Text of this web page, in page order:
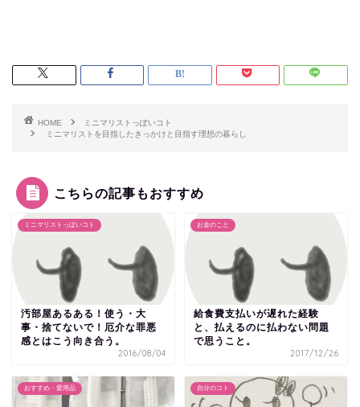
HOME
ミニマリストっぽいコト
ミニマリストを目指したきっかけと目指す理想の暮らし
こちらの記事もおすすめ
ミニマリストっぽいコト
汚部屋あるある！使う・大
事・捨てないで！厄介な罪悪
感とはこう向き合う。
2016/08/04
お金のこと
給食費支払いが遅れた経験
と、払えるのに払わない問題
で思うこと。
2017/12/26
おすすめ・愛用品 自分のコト